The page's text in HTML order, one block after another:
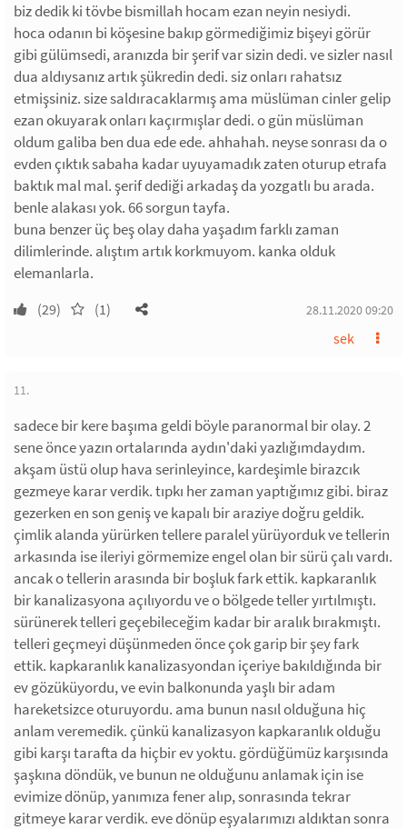
biz dedik ki tövbe bismillah hocam ezan neyin nesiydi.
hoca odanın bi köşesine bakıp görmediğimiz bişeyi görür
gibi gülümsedi, aranızda bir şerif var sizin dedi. ve sizler nasıl
dua aldıysanız artık şükredin dedi. siz onları rahatsız
etmişsiniz. size saldıracaklarmış ama müslüman cinler gelip
ezan okuyarak onları kaçırmışlar dedi. o gün müslüman
oldum galiba ben dua ede ede. ahhahah. neyse sonrası da o
evden çıktık sabaha kadar uyuyamadık zaten oturup etrafa
baktık mal mal. şerif dediği arkadaş da yozgatlı bu arada.
benle alakası yok. 66 sorgun tayfa.
buna benzer üç beş olay daha yaşadım farklı zaman
dilimlerinde. alıştım artık korkmuyom. kanka olduk
elemanlarla.
(29) (1) 28.11.2020 09:20
sek
11.
sadece bir kere başıma geldi böyle paranormal bir olay. 2
sene önce yazın ortalarında aydın'daki yazlığımdaydım.
akşam üstü olup hava serinleyince, kardeşimle birazcık
gezmeye karar verdik. tıpkı her zaman yaptığımız gibi. biraz
gezerken en son geniş ve kapalı bir araziye doğru geldik.
çimlik alanda yürürken tellere paralel yürüyorduk ve tellerin
arkasında ise ileriyi görmemize engel olan bir sürü çalı vardı.
ancak o tellerin arasında bir boşluk fark ettik. kapkaranlık
bir kanalizasyona açılıyordu ve o bölgede teller yırtılmıştı.
sürünerek telleri geçebileceğim kadar bir aralık bırakmıştı.
telleri geçmeyi düşünmeden önce çok garip bir şey fark
ettik. kapkaranlık kanalizasyondan içeriye bakıldığında bir
ev gözüküyordu, ve evin balkonunda yaşlı bir adam
hareketsizce oturuyordu. ama bunun nasıl olduğuna hiç
anlam veremedik. çünkü kanalizasyon kapkaranlık olduğu
gibi karşı tarafta da hiçbir ev yoktu. gördüğümüz karşısında
şaşkına döndük, ve bunun ne olduğunu anlamak için ise
evimize dönüp, yanımıza fener alıp, sonrasında tekrar
gitmeye karar verdik. eve dönüp eşyalarımızı aldıktan sonra